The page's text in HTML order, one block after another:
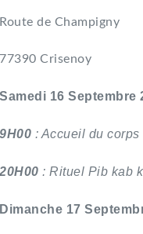
Route de Champigny
77390 Crisenoy
Samedi 16 Septembre
9H00 : Accueil du corps
20H00 : Rituel Pib kab
Dimanche 17